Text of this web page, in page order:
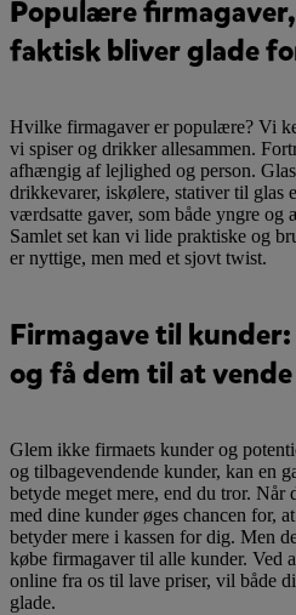
Populære
faktisk bliver glade
Hvilke firmagaver er populære? Vi
vi spiser og drikker allesammen.
afhængig af lejlighed og person.
drikkevarer, iskølere, stativer til glas
værdsatte gaver, som både yngre og
Samlet set kan vi lide praktiske og
er nyttige, men med et sjovt twist.
Firmagave til
og få dem til at
Glem ikke firmaets kunder og
og tilbagevendende kunder, kan en
betyde meget mere, end du tror. Når
med dine kunder øges chancen for,
betyder mere i kassen for dig. Men
købe firmagaver til alle kunder. Ved
online fra os til lave priser, vil både
glade.